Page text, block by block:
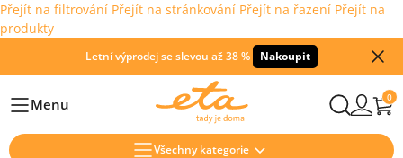
Přejít na filtrování Přejít na stránkování Přejít na řazení Přejít na
produkty
Letní výprodej se slevou až 38 % Nakoupit
HlavníMenu 0
Všechny kategorie